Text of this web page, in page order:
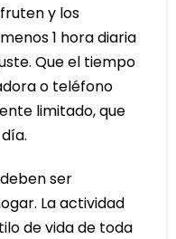
y los
1 hora diaria
Que el tiempo
o teléfono
limitado, que
ser
La actividad
de vida de toda